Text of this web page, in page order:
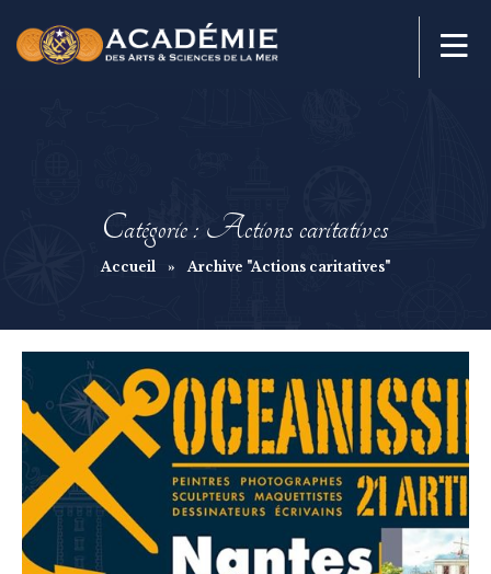
Catégorie : Actions caritatives
Accueil » Archive "Actions caritatives"